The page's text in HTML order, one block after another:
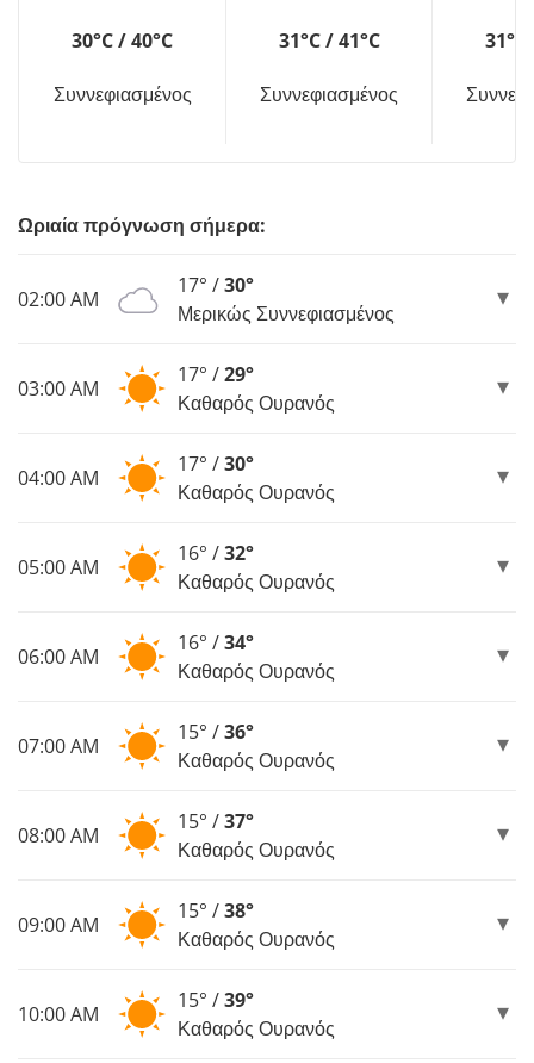
30°C / 40°C
Συννεφιασμένος
31°C / 41°C
Συννεφιασμένος
31°C
Ωριαία πρόγνωση σήμερα:
02:00 AM
17° /30°
Μερικώς Συννεφιασμένος
03:00 AM
17° /29°
Καθαρός Ουρανός
04:00 AM
17° /30°
Καθαρός Ουρανός
05:00 AM
16° /32°
Καθαρός Ουρανός
06:00 AM
16° /34°
Καθαρός Ουρανός
07:00 AM
15° /36°
Καθαρός Ουρανός
08:00 AM
15° /37°
Καθαρός Ουρανός
09:00 AM
15° /38°
Καθαρός Ουρανός
10:00 AM
15° /39°
Καθαρός Ουρανός